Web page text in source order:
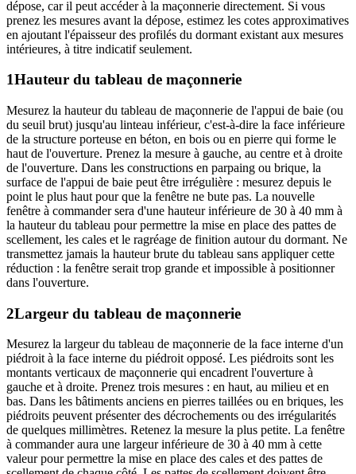
dépose, car il peut accéder à la maçonnerie directement. Si vous
prenez les mesures avant la dépose, estimez les cotes approximatives
en ajoutant l'épaisseur des profilés du dormant existant aux mesures
intérieures, à titre indicatif seulement.
1Hauteur du tableau de maçonnerie
Mesurez la hauteur du tableau de maçonnerie de l'appui de baie (ou
du seuil brut) jusqu'au linteau inférieur, c'est-à-dire la face inférieure
de la structure porteuse en béton, en bois ou en pierre qui forme le
haut de l'ouverture. Prenez la mesure à gauche, au centre et à droite
de l'ouverture. Dans les constructions en parpaing ou brique, la
surface de l'appui de baie peut être irrégulière : mesurez depuis le
point le plus haut pour que la fenêtre ne bute pas. La nouvelle
fenêtre à commander sera d'une hauteur inférieure de 30 à 40 mm à
la hauteur du tableau pour permettre la mise en place des pattes de
scellement, les cales et le ragréage de finition autour du dormant. Ne
transmettez jamais la hauteur brute du tableau sans appliquer cette
réduction : la fenêtre serait trop grande et impossible à positionner
dans l'ouverture.
2Largeur du tableau de maçonnerie
Mesurez la largeur du tableau de maçonnerie de la face interne d'un
piédroit à la face interne du piédroit opposé. Les piédroits sont les
montants verticaux de maçonnerie qui encadrent l'ouverture à
gauche et à droite. Prenez trois mesures : en haut, au milieu et en
bas. Dans les bâtiments anciens en pierres taillées ou en briques, les
piédroits peuvent présenter des décrochements ou des irrégularités
de quelques millimètres. Retenez la mesure la plus petite. La fenêtre
à commander aura une largeur inférieure de 30 à 40 mm à cette
valeur pour permettre la mise en place des cales et des pattes de